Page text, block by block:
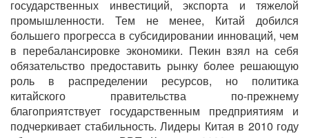
государственных инвестиций, экспорта и тяжелой
промышленности. Тем не менее, Китай добился
большего прогресса в субсидировании инноваций, чем
в перебалансировке экономики. Пекин взял на себя
обязательство предоставить рынку более решающую
роль в распределении ресурсов, но политика
китайского правительства по-прежнему
благоприятствует государственным предприятиям и
подчеркивает стабильность. Лидеры Китая в 2010 году